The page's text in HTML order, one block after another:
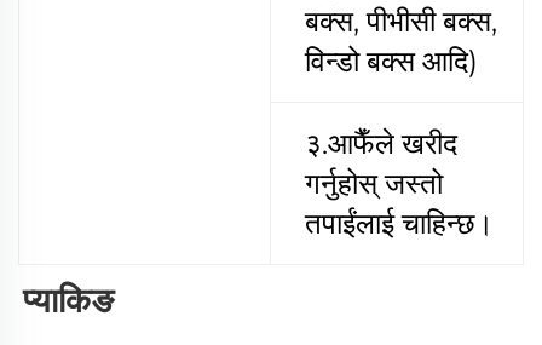
बक्स, पीभीसी बक्स,
विन्डो बक्स आदि)
३.आफैँले खरीद
गर्नुहोस् जस्तो
तपाईंलाई चाहिन्छ।
प्याकिङ